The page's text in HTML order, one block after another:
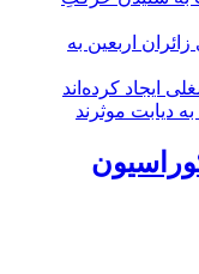
زائران اربعین به‌
دیابت موثرند